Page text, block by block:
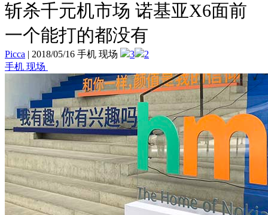
斩杀千元机市场 诺基亚X6面前
一个能打的都没有
Picca | 2018/05/16 手机 现场 3
2
手机 现场